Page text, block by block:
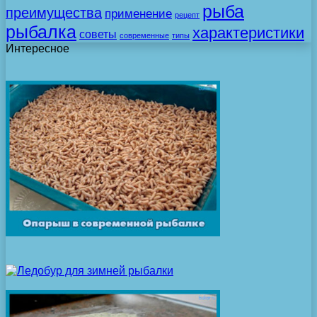
преимущества применение рецепт рыба
рыбалка советы современные типы характеристики
Интересное